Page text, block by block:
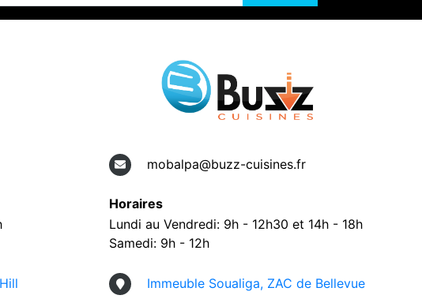
mobalpa@buzz-cuisines.fr
Horaires
Lundi au Vendredi: 9h - 12h30 et 14h - 18h
Samedi: 9h - 12h
Immeuble Soualiga, ZAC de Bellevue